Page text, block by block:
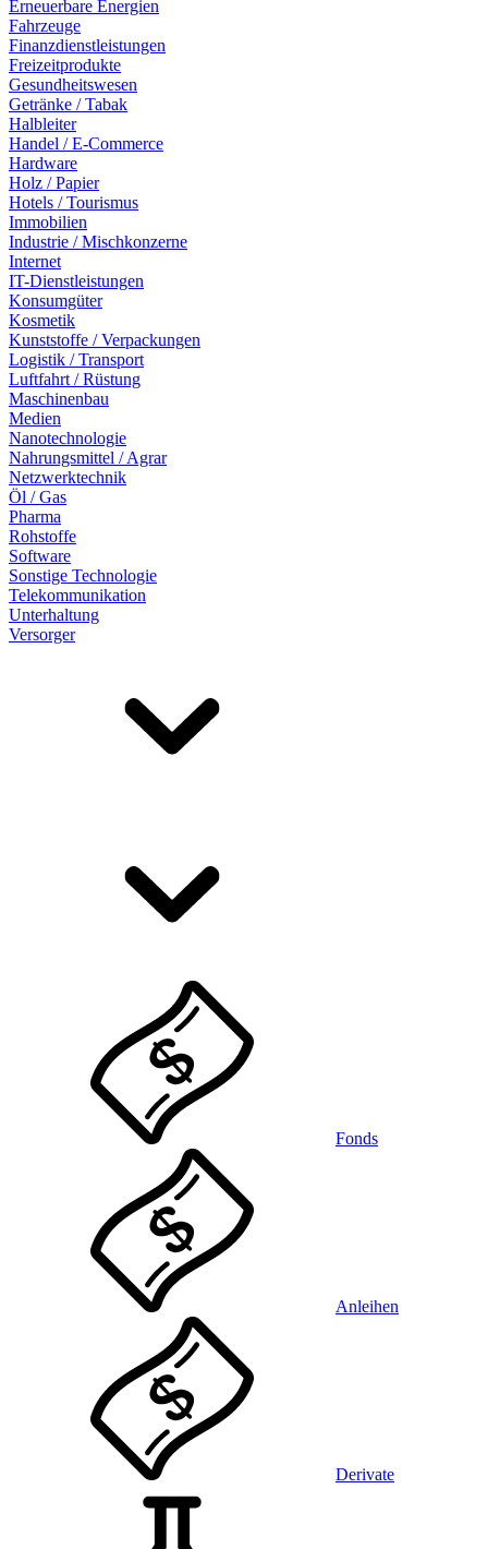
Erneuerbare Energien
Fahrzeuge
Finanzdienstleistungen
Freizeitprodukte
Gesundheitswesen
Getränke / Tabak
Halbleiter
Handel / E-Commerce
Hardware
Holz / Papier
Hotels / Tourismus
Immobilien
Industrie / Mischkonzerne
Internet
IT-Dienstleistungen
Konsumgüter
Kosmetik
Kunststoffe / Verpackungen
Logistik / Transport
Luftfahrt / Rüstung
Maschinenbau
Medien
Nanotechnologie
Nahrungsmittel / Agrar
Netzwerktechnik
Öl / Gas
Pharma
Rohstoffe
Software
Sonstige Technologie
Telekommunikation
Unterhaltung
Versorger
Fonds
Anleihen
Derivate